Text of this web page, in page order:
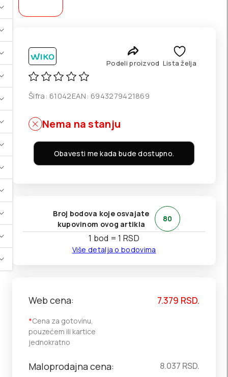
Podeli proizvod Lista želja
Šifra: 61042EAN: 6943279421869
Nema na stanju
Obavesti me kada bude dostupno.
Broj bodova koje osvajate
kupovinom ovog artikla
80
1 bod = 1 RSD
Više detalja o bodovima
Web cena:
*Cena za gotovinu,
pouzećem ili kartice
jednokratno
7.379 RSD.
Maloprodajna cena: 8.037 RSD.